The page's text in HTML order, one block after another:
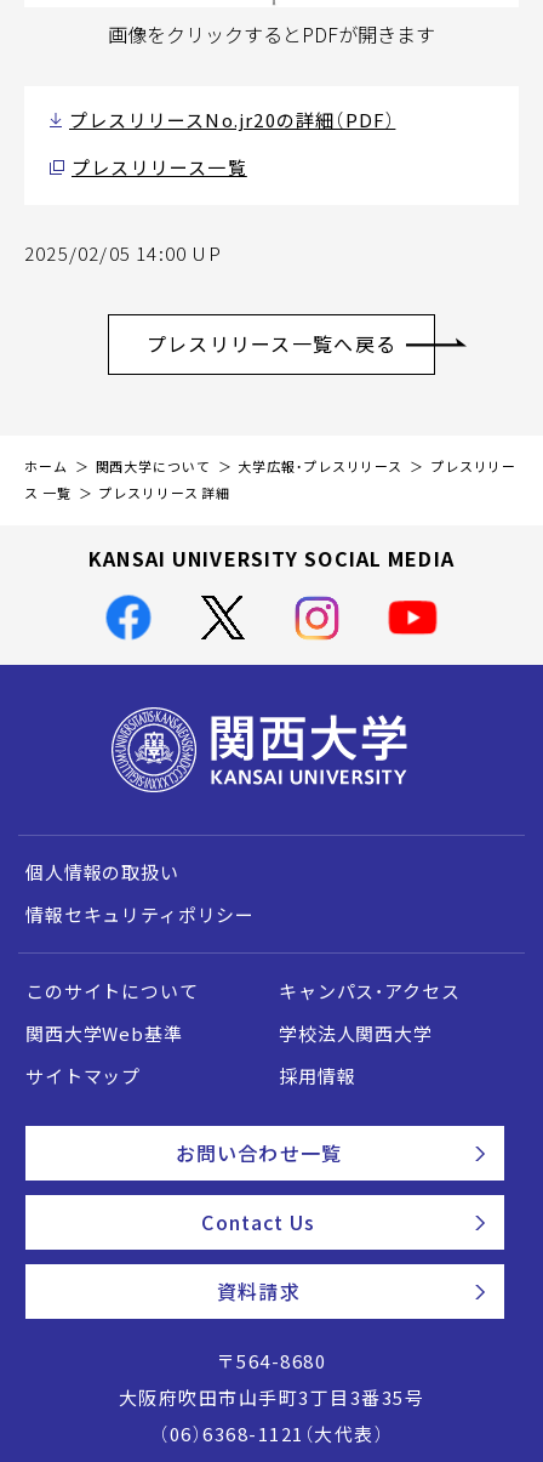
画像をクリックするとPDFが開きます
プレスリリースNo.jr20の詳細（PDF）
プレスリリース一覧
2025/02/05 14:00 UP
プレスリリース一覧へ戻る
ホーム 関西大学について 大学広報・プレスリリース
プレスリリー
ス 一覧
プレスリリース 詳細
KANSAI UNIVERSITY SOCIAL MEDIA
個人情報の取扱い
情報セキュリティポリシー
このサイトについて
キャンパス・アクセス
関西大学Web基準
学校法人関西大学
サイトマップ
採用情報
お問い合わせ一覧
Contact Us
資料請求
〒564-8680
大阪府吹田市山手町3丁目3番35号
（06）6368-1121（大代表）